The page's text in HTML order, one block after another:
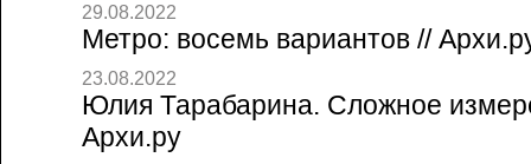
29.08.2022
Метро: восемь вариантов //
23.08.2022
Юлия Тарабарина. Сложное
Архи.ру